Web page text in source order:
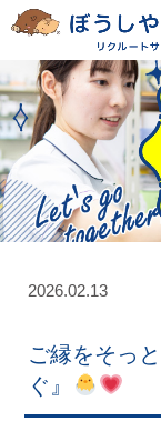
2026.02.13
ご縁をそっ
ぐ』